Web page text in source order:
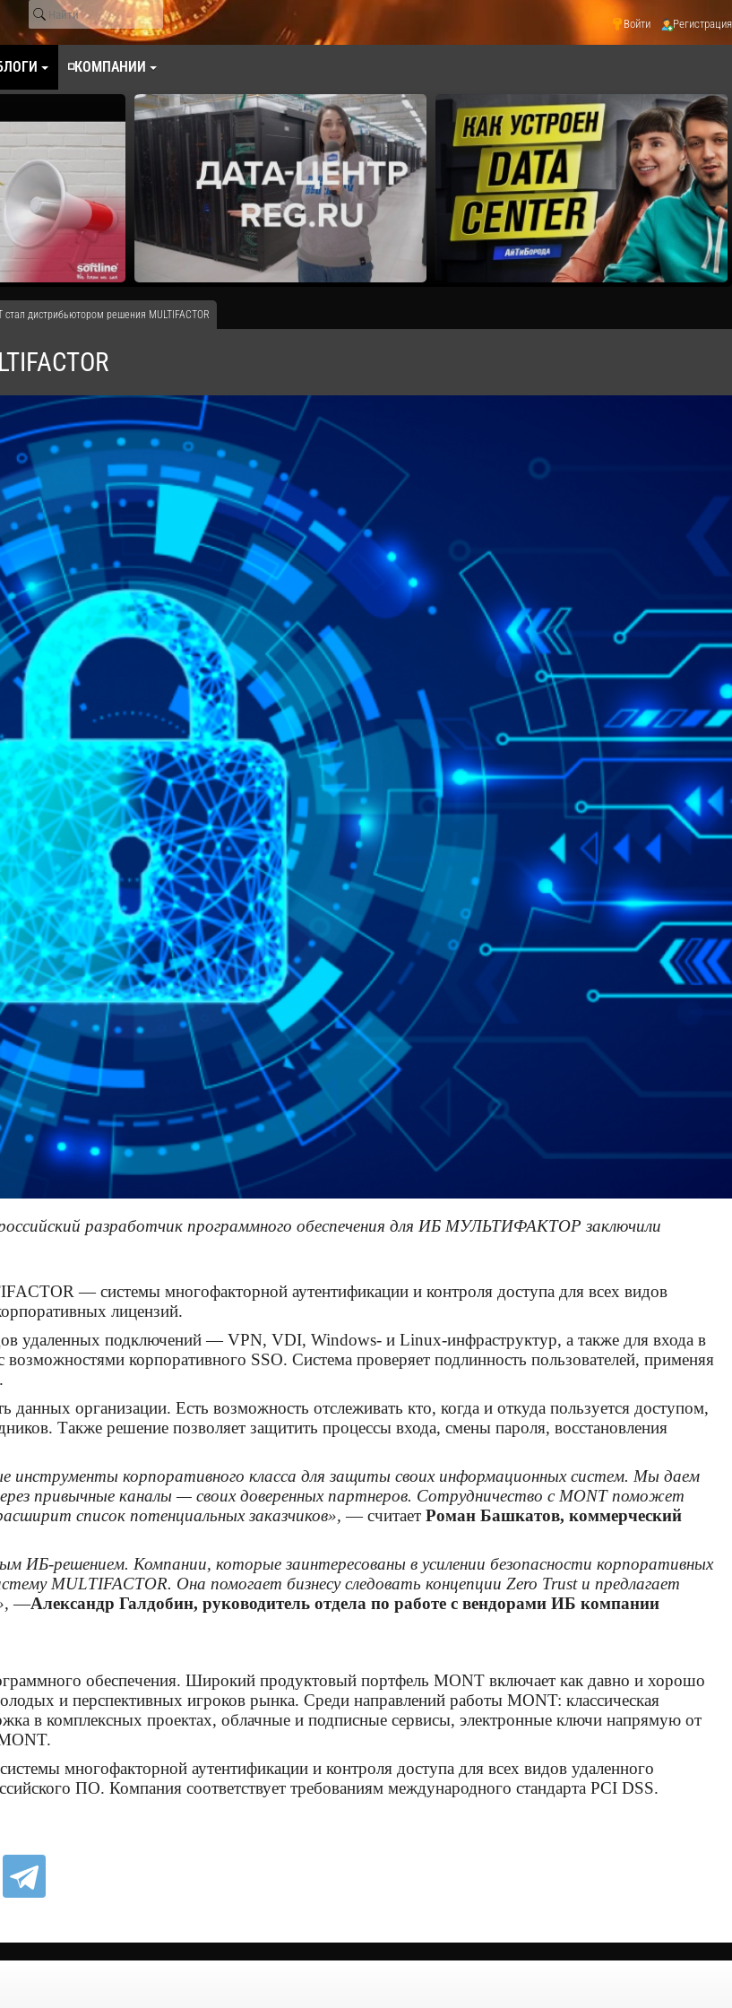
Войти Регистрация
◽КОМПАНИИ
стал дистрибьютором решения MULTIFACTOR
разработчик программного обеспечения для ИБ МУЛЬТИФАКТОР заключили
— системы многофакторной аутентификации и контроля доступа для всех видов
лицензий.
удаленных подключений — VPN, VDI, Windows- и Linux-инфраструктур, а также для входа в
корпоративного SSO. Система проверяет подлинность пользователей, применяя
организации. Есть возможность отслеживать кто, когда и откуда пользуется доступом,
Также решение позволяет защитить процессы входа, смены пароля, восстановления
инструменты корпоративного класса для защиты своих информационных систем. Мы даем
привычные каналы — своих доверенных партнеров. Сотрудничество с MONT поможет
список потенциальных заказчиков»,— считает Роман Башкатов, коммерческий
ИБ-решением. Компании, которые заинтересованы в усилении безопасности корпоративных
MULTIFACTOR. Она помогает бизнесу следовать концепции Zero Trust и предлагает
—Александр Галдобин, руководитель отдела по работе с вендорами ИБ компании
обеспечения. Широкий продуктовый портфель MONT включает как давно и хорошо
и перспективных игроков рынка. Среди направлений работы MONT: классическая
в комплексных проектах, облачные и подписные сервисы, электронные ключи напрямую от
многофакторной аутентификации и контроля доступа для всех видов удаленного
ПО. Компания соответствует требованиям международного стандарта PCI DSS.